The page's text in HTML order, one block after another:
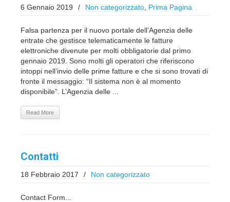
6 Gennaio 2019 / Non categorizzato Prima Pagina
Falsa partenza per il nuovo portale dell’Agenzia delle
entrate che gestisce telematicamente le fatture
elettroniche divenute per molti obbligatorie dal primo
gennaio 2019. Sono molti gli operatori che riferiscono
intoppi nell’invio delle prime fatture e che si sono trovati di
fronte il messaggio: “Il sistema non è al momento
disponibile”. L’Agenzia delle ...
Read More
Contatti
18 Febbraio 2017 / Non categorizzato
Contact Form...